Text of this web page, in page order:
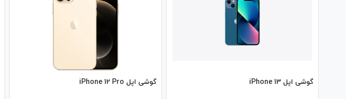
گوشی اپل iPhone 13 گوشی اپل iPhone 12 Pro